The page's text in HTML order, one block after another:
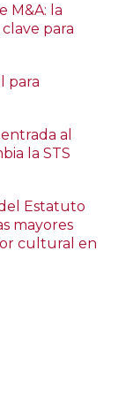
M&A: la
para
para
al
la STS
Estatuto
mayores
cultural en